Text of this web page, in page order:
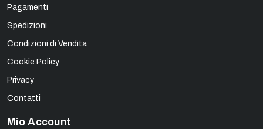
Pagamenti
Spedizioni
Condizioni di Vendita
Cookie Policy
Privacy
Contatti
Mio Account